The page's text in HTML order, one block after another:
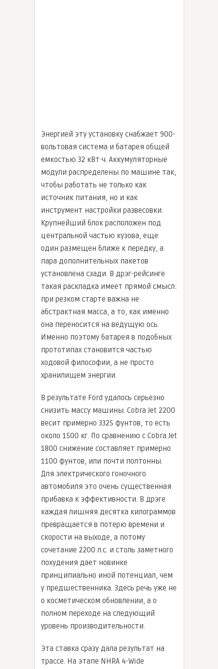
Энергией эту установку снабжает 900-
вольтовая система и батарея общей
емкостью 32 кВт·ч. Аккумуляторные
модули распределены по машине так,
чтобы работать не только как
источник питания, но и как
инструмент настройки развесовки.
Крупнейший блок расположен под
центральной частью кузова, еще
один размещен ближе к передку, а
пара дополнительных пакетов
установлена сзади. В дрэг-рейсинге
такая раскладка имеет прямой смысл:
при резком старте важна не
абстрактная масса, а то, как именно
она переносится на ведущую ось.
Именно поэтому батарея в подобных
прототипах становится частью
ходовой философии, а не просто
хранилищем энергии.
В результате Ford удалось серьезно
снизить массу машины. Cobra Jet 2200
весит примерно 3325 фунтов, то есть
около 1500 кг. По сравнению с Cobra Jet
1800 снижение составляет примерно
1100 фунтов, или почти полтонны.
Для электрического гоночного
автомобиля это очень существенная
прибавка к эффективности. В дрэге
каждая лишняя десятка килограммов
превращается в потерю времени и
скорости на выходе, а потому
сочетание 2200 л.с. и столь заметного
похудения дает новинке
принципиально иной потенциал, чем
у предшественника. Здесь речь уже не
о косметическом обновлении, а о
полном переходе на следующий
уровень производительности.
Эта ставка сразу дала результат на
трассе. На этапе NHRA 4-Wide